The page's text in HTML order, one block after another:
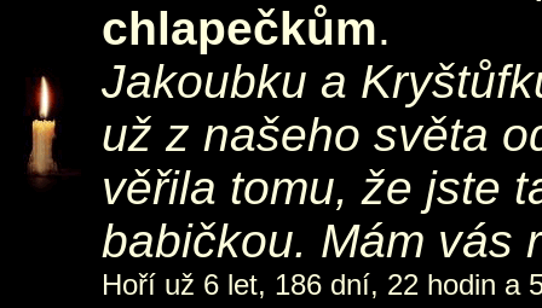
chlapečkům.
Jakoubku a
už z našeho světa
věřila tomu, že jste
babičkou. Mám vás
Hoří už 6 let, 186 dní, 22 hodin a